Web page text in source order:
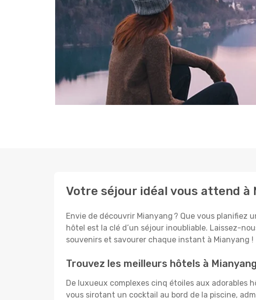
Votre séjour idéal vous attend à
Envie de découvrir Mianyang ? Que vous planifiez
hôtel est la clé d’un séjour inoubliable. Laissez-
souvenirs et savourer chaque instant à Mianyang !
Trouvez les meilleurs hôtels à Mianyang
De luxueux complexes cinq étoiles aux adorables
vous sirotant un cocktail au bord de la piscine,